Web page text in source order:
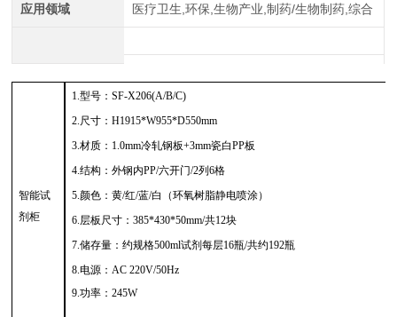
应用领域 医疗卫生,环保,生物产业,制药/生物制药,综合
智能试
剂柜
1.型号：SF-X206(A/B/C)
2.尺寸：H1915*W955*D550mm
3.材质：1.0mm冷轧钢板+3mm瓷白PP板
4.结构：外钢内PP/六开门/2列6格
5.颜色：黄/红/蓝/白（环氧树脂静电喷涂）
6.层板尺寸：385*430*50mm/共12块
7.储存量：约规格500ml试剂每层16瓶/共约192瓶
8.电源： AC 220V/50Hz
9.功率：245W